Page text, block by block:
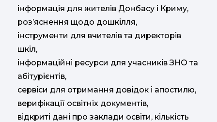
інформація для жителів Донбасу і Криму,
роз’яснення щодо дошкілля,
інструменти для вчителів та директорів
шкіл,
інформаційні ресурси для учасників ЗНО та
абітурієнтів,
сервіси для отримання довідок і апостилю,
верифікації освітніх документів,
відкриті дані про заклади освіти, кількість